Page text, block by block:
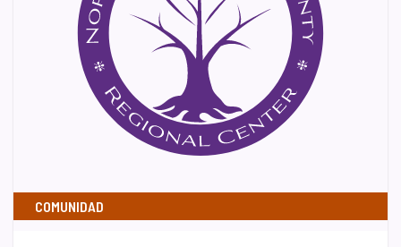
COMUNIDAD